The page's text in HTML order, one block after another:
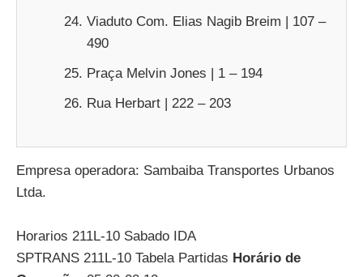
Viaduto Com. Elias Nagib Breim | 107 –
490
Praça Melvin Jones | 1 – 194
Rua Herbart | 222 – 203
Empresa operadora: Sambaiba Transportes Urbanos
Ltda.
Horarios 211L-10 Sabado IDA
SPTRANS 211L-10 Tabela Partidas Horário de